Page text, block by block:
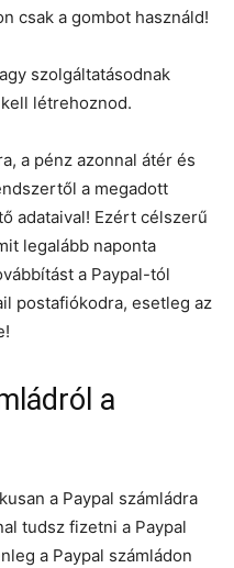
csak a gombot használd!
szolgáltatásodnak
létrehoznod.
a pénz azonnal átér és
a megadott
adataival! Ezért célszerű
legalább naponta
a Paypal-tól
postafiókodra, esetleg az
a
a Paypal számládra
tudsz fizetni a Paypal
a Paypal számládon